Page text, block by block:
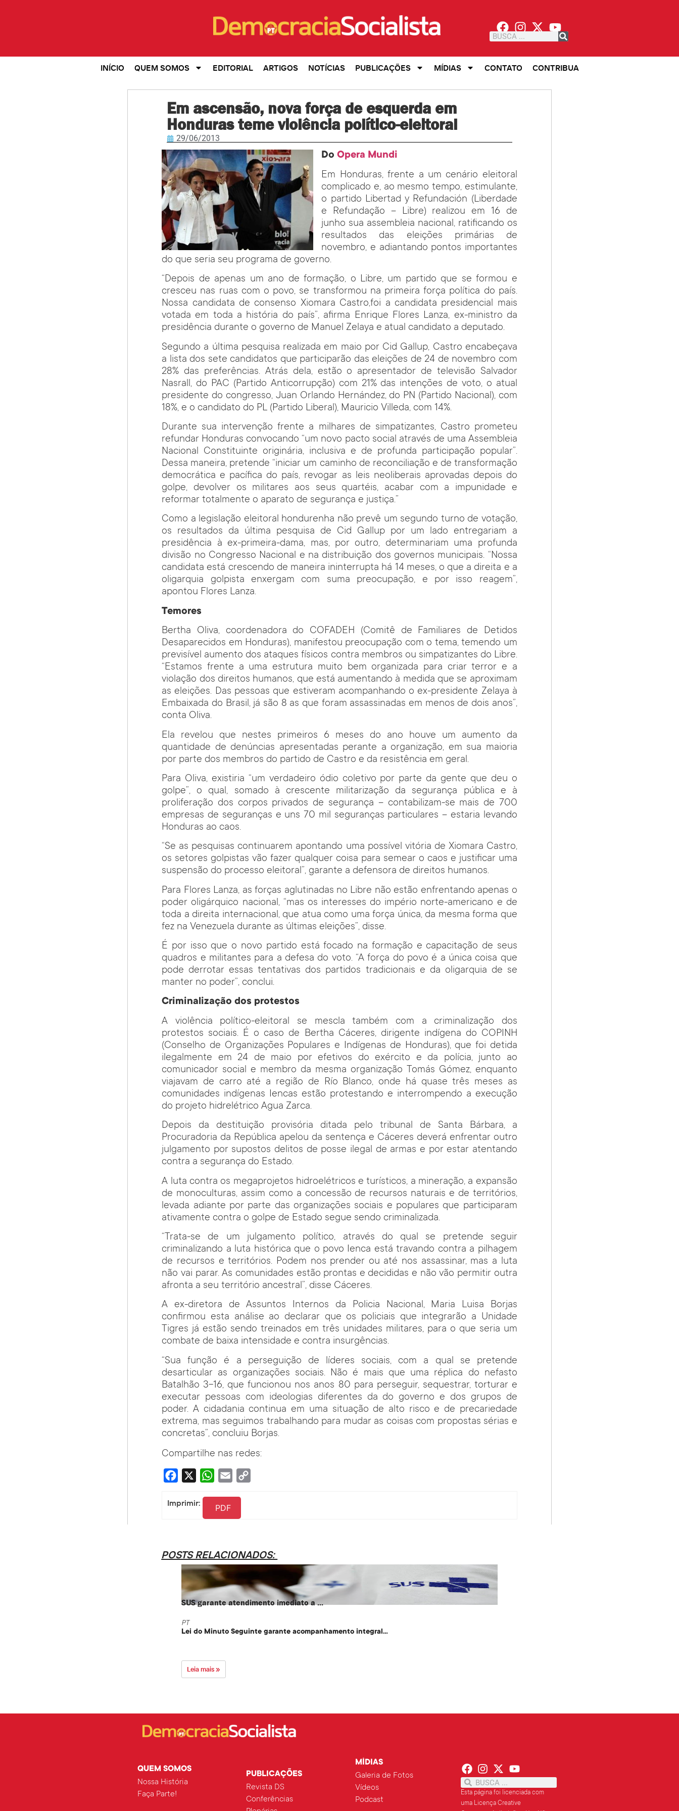
INÍCIO QUEM SOMOS EDITORIAL ARTIGOS NOTÍCIAS PUBLICAÇÕES MÍDIAS CONTATO CONTRIBUA
Em ascensão, nova força de esquerda em
Honduras teme violência político-eleitoral
29/06/2013
DoOpera Mundi
Em Honduras, frente a um cenário eleitoral
complicado e, ao mesmo tempo, estimulante,
o partido Libertad y Refundación (Liberdade
e Refundação – Libre) realizou em 16 de
junho sua assembleia nacional, ratificando os
resultados das eleições primárias de
novembro, e adiantando pontos importantes
do que seria seu programa de governo.
“Depois de apenas um ano de formação, o Libre, um partido que se formou e
cresceu nas ruas com o povo, se transformou na primeira força política do país.
Nossa candidata de consenso Xiomara Castro,foi a candidata presidencial mais
votada em toda a história do país”, afirma Enrique Flores Lanza, ex-ministro da
presidência durante o governo de Manuel Zelaya e atual candidato a deputado.
Segundo a última pesquisa realizada em maio por Cid Gallup, Castro encabeçava
a lista dos sete candidatos que participarão das eleições de 24 de novembro com
28% das preferências. Atrás dela, estão o apresentador de televisão Salvador
Nasrall, do PAC (Partido Anticorrupção) com 21% das intenções de voto, o atual
presidente do congresso, Juan Orlando Hernández, do PN (Partido Nacional), com
18%, e o candidato do PL (Partido Liberal), Mauricio Villeda, com 14%.
Durante sua intervenção frente a milhares de simpatizantes, Castro prometeu
refundar Honduras convocando “um novo pacto social através de uma Assembleia
Nacional Constituinte originária, inclusiva e de profunda participação popular”.
Dessa maneira, pretende “iniciar um caminho de reconciliação e de transformação
democrática e pacífica do país, revogar as leis neoliberais aprovadas depois do
golpe, devolver os militares aos seus quartéis, acabar com a impunidade e
reformar totalmente o aparato de segurança e justiça.”
Como a legislação eleitoral hondurenha não prevê um segundo turno de votação,
os resultados da última pesquisa de Cid Gallup por um lado entregariam a
presidência à ex-primeira-dama, mas, por outro, determinariam uma profunda
divisão no Congresso Nacional e na distribuição dos governos municipais. “Nossa
candidata está crescendo de maneira ininterrupta há 14 meses, o que a direita e a
oligarquia golpista enxergam com suma preocupação, e por isso reagem”,
apontou Flores Lanza.
Temores
Bertha Oliva, coordenadora do COFADEH (Comitê de Familiares de Detidos
Desaparecidos em Honduras), manifestou preocupação com o tema, temendo um
previsível aumento dos ataques físicos contra membros ou simpatizantes do Libre.
“Estamos frente a uma estrutura muito bem organizada para criar terror e a
violação dos direitos humanos, que está aumentando à medida que se aproximam
as eleições. Das pessoas que estiveram acompanhando o ex-presidente Zelaya à
Embaixada do Brasil, já são 8 as que foram assassinadas em menos de dois anos”,
conta Oliva.
Ela revelou que nestes primeiros 6 meses do ano houve um aumento da
quantidade de denúncias apresentadas perante a organização, em sua maioria
por parte dos membros do partido de Castro e da resistência em geral.
Para Oliva, existiria “um verdadeiro ódio coletivo por parte da gente que deu o
golpe”, o qual, somado à crescente militarização da segurança pública e à
proliferação dos corpos privados de segurança – contabilizam-se mais de 700
empresas de seguranças e uns 70 mil seguranças particulares – estaria levando
Honduras ao caos.
“Se as pesquisas continuarem apontando uma possível vitória de Xiomara Castro,
os setores golpistas vão fazer qualquer coisa para semear o caos e justificar uma
suspensão do processo eleitoral”, garante a defensora de direitos humanos.
Para Flores Lanza, as forças aglutinadas no Libre não estão enfrentando apenas o
poder oligárquico nacional, “mas os interesses do império norte-americano e de
toda a direita internacional, que atua como uma força única, da mesma forma que
fez na Venezuela durante as últimas eleições”, disse.
É por isso que o novo partido está focado na formação e capacitação de seus
quadros e militantes para a defesa do voto. “A força do povo é a única coisa que
pode derrotar essas tentativas dos partidos tradicionais e da oligarquia de se
manter no poder”, conclui.
Criminalização dos protestos
A violência político-eleitoral se mescla também com a criminalização dos
protestos sociais. É o caso de Bertha Cáceres, dirigente indígena do COPINH
(Conselho de Organizações Populares e Indígenas de Honduras), que foi detida
ilegalmente em 24 de maio por efetivos do exército e da polícia, junto ao
comunicador social e membro da mesma organização Tomás Gómez, enquanto
viajavam de carro até a região de Río Blanco, onde há quase três meses as
comunidades indígenas Iencas estão protestando e interrompendo a execução
do projeto hidrelétrico Agua Zarca.
Depois da destituição provisória ditada pelo tribunal de Santa Bárbara, a
Procuradoria da República apelou da sentença e Cáceres deverá enfrentar outro
julgamento por supostos delitos de posse ilegal de armas e por estar atentando
contra a segurança do Estado.
A luta contra os megaprojetos hidroelétricos e turísticos, a mineração, a expansão
de monoculturas, assim como a concessão de recursos naturais e de territórios,
levada adiante por parte das organizações sociais e populares que participaram
ativamente contra o golpe de Estado segue sendo criminalizada.
“Trata-se de um julgamento político, através do qual se pretende seguir
criminalizando a luta histórica que o povo Ienca está travando contra a pilhagem
de recursos e territórios. Podem nos prender ou até nos assassinar, mas a luta
não vai parar. As comunidades estão prontas e decididas e não vão permitir outra
afronta a seu território ancestral”, disse Cáceres.
A ex-diretora de Assuntos Internos da Policia Nacional, Maria Luisa Borjas
confirmou esta análise ao declarar que os policiais que integrarão a Unidade
Tigres já estão sendo treinados em três unidades militares, para o que seria um
combate de baixa intensidade e contra insurgências.
“Sua função é a perseguição de líderes sociais, com a qual se pretende
desarticular as organizações sociais. Não é mais que uma réplica do nefasto
Batalhão 3-16, que funcionou nos anos 80 para perseguir, sequestrar, torturar e
executar pessoas com ideologias diferentes da do governo e dos grupos de
poder. A cidadania continua em uma situação de alto risco e de precariedade
extrema, mas seguimos trabalhando para mudar as coisas com propostas sérias e
concretas”, concluiu Borjas.
Compartilhe nas redes:
Facebook WhatsApp
Email
Imprimir: PDF
POSTS RELACIONADOS:
SUS garante atendimento imediato a ...
PT
Lei do Minuto Seguinte garante acompanhamento integral...
Leia mais »
QUEM SOMOS
Nossa História
Faça Parte!
PUBLICAÇÕES
Revista DS
Conferências
MÍDIAS
Galeria de Fotos
Vídeos
Podcast
Esta página foi licenciada com
uma Licença Creative